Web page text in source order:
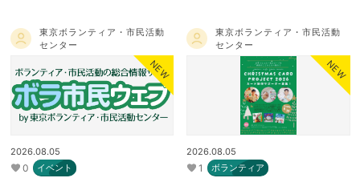
東京ボランティア・市民活動
センター
NEW
2026.08.05
0 イベント
東京ボランティア・市民活動
センター
NEW
2026.08.05
1 ボランティア